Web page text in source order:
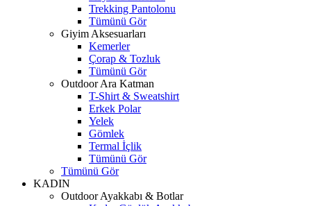
Trekking Pantolonu
Tümünü Gör
Giyim Aksesuarları
Kemerler
Çorap & Tozluk
Tümünü Gör
Outdoor Ara Katman
T-Shirt & Sweatshirt
Erkek Polar
Yelek
Gömlek
Termal İçlik
Tümünü Gör
Tümünü Gör
KADIN
Outdoor Ayakkabı & Botlar